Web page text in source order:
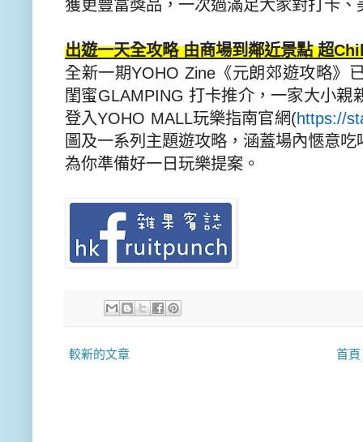
獲更豐富獎品， 一次過滿足大家對打卡
出遊一天全攻略 由商場到鄰近景點 超
全新一期YOHO Zine《元朗郊遊攻略》
閨蜜GLAMPING 打卡推介，一家大小親
登入YOHO MALL玩樂指南官網(https://
圖及一系列主題遊攻略， 涵蓋場內愜意吃
為你準備好一日玩樂提案。
較新的文章 首頁